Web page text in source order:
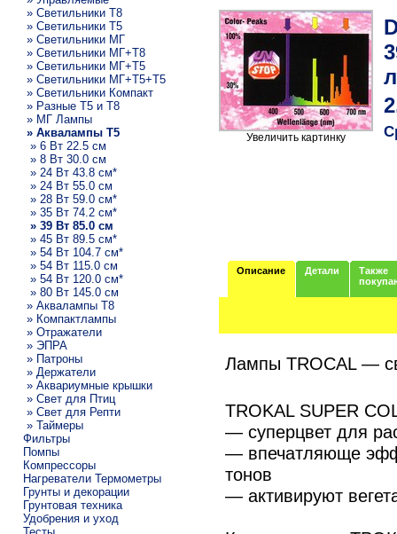
» Светильники T8
» Светильники T5
» Светильники МГ
» Светильники МГ+T8
» Светильники МГ+T5
» Светильники МГ+T5+T5
» Светильники Компакт
» Разные T5 и T8
» МГ Лампы
» Аквалампы T5
» 6 Вт 22.5 см
» 8 Вт 30.0 см
» 24 Вт 43.8 см*
» 24 Вт 55.0 см
» 28 Вт 59.0 см*
» 35 Вт 74.2 см*
» 39 Вт 85.0 см
» 45 Вт 89.5 см*
» 54 Вт 104.7 см*
» 54 Вт 115.0 см
» 54 Вт 120.0 см*
» 80 Вт 145.0 см
» Аквалампы T8
» Компактлампы
» Отражатели
» ЭПРА
» Патроны
» Держатели
» Аквариумные крышки
» Свет для Птиц
» Свет для Репти
» Таймеры
Фильтры
Помпы
Компрессоры
Нагреватели Термометры
Грунты и декорации
Грунтовая техника
Удобрения и уход
Увеличить картинку
Описание Детали
Также
Лампы TROCAL —
TROKAL SUPER
— суперцвет для
— впечатляюще
тонов
— активируют